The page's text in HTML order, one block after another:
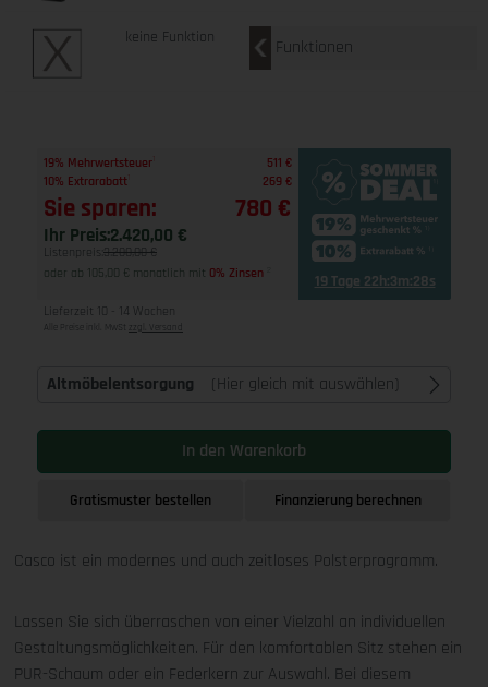
keine Funktion Funktionen
19% Mehrwertsteuer
511 €
10% Extrarabatt
269 €
Sie sparen: 780 €
Ihr Preis:2.420,00 €
Listenpreis: 3.200,00 €
oder ab 105,00 € monatlich mit 0% Zinsen 19 Tage 22h:3m:27s
Lieferzeit 10 - 14 Wochen
Alle Preise inkl. MwSt zzgl. Versand
Altmöbelentsorgung (Hier gleich mit auswählen)
In den Warenkorb
Gratismuster bestellen Finanzierung berechnen
Casco ist ein modernes und auch zeitloses Polsterprogramm.
Lassen Sie sich überraschen von einer Vielzahl an individuellen
Gestaltungsmöglichkeiten. Für den komfortablen Sitz stehen ein
PUR-Schaum oder ein Federkern zur Auswahl. Bei diesem